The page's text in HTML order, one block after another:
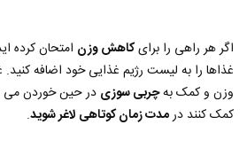
اگر هر راهی را برایکاهش وزن امتحان کرده
غذاها را به لیست رژیم غذایی خود اضافه
وزن و کمک بهچربی سوزی در حین خوردن می
کمک کنند درمدت زمان کوتاهی لاغر شوید.